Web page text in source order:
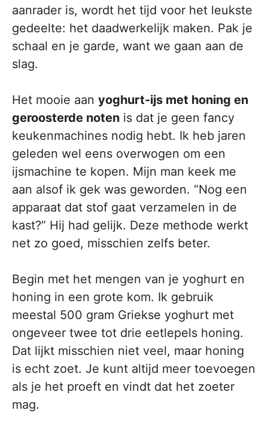
aanrader is, wordt het tijd voor het leukste
gedeelte: het daadwerkelijk maken. Pak je
schaal en je garde, want we gaan aan de
slag.
Het mooie aan yoghurt-ijs met honing en
geroosterde noten is dat je geen fancy
keukenmachines nodig hebt. Ik heb jaren
geleden wel eens overwogen om een
ijsmachine te kopen. Mijn man keek me
aan alsof ik gek was geworden. “Nog een
apparaat dat stof gaat verzamelen in de
kast?” Hij had gelijk. Deze methode werkt
net zo goed, misschien zelfs beter.
Begin met het mengen van je yoghurt en
honing in een grote kom. Ik gebruik
meestal 500 gram Griekse yoghurt met
ongeveer twee tot drie eetlepels honing.
Dat lijkt misschien niet veel, maar honing
is echt zoet. Je kunt altijd meer toevoegen
als je het proeft en vindt dat het zoeter
mag.